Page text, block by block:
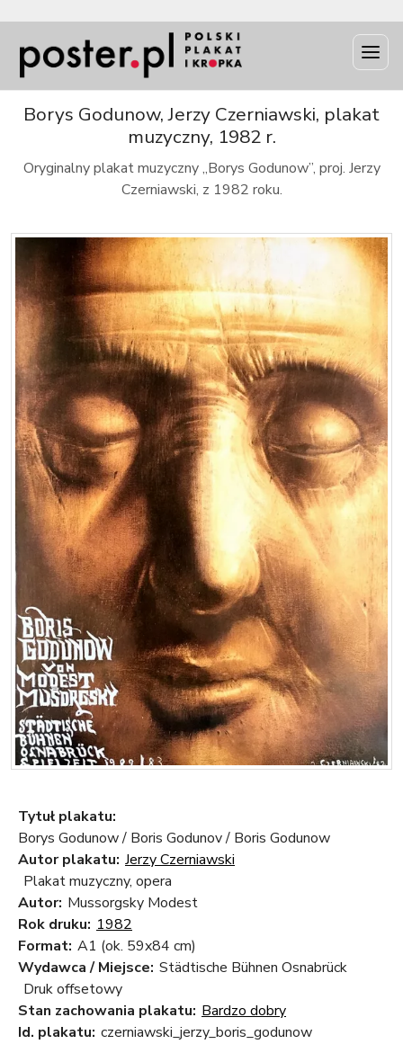
Borys Godunow, Jerzy Czerniawski, plakat
muzyczny, 1982 r.
Oryginalny plakat muzyczny „Borys Godunow”, proj. Jerzy
Czerniawski, z 1982 roku.
Tytuł plakatu:
Borys Godunow / Boris Godunov / Boris Godunow
Autor plakatu: Jerzy Czerniawski
Plakat muzyczny, opera
Autor: Mussorgsky Modest
Rok druku: 1982
Format: A1 (ok. 59x84 cm)
Wydawca / Miejsce: Städtische Bühnen Osnabrück
Druk offsetowy
Stan zachowania plakatu: Bardzo dobry
Id. plakatu: czerniawski_jerzy_boris_godunow